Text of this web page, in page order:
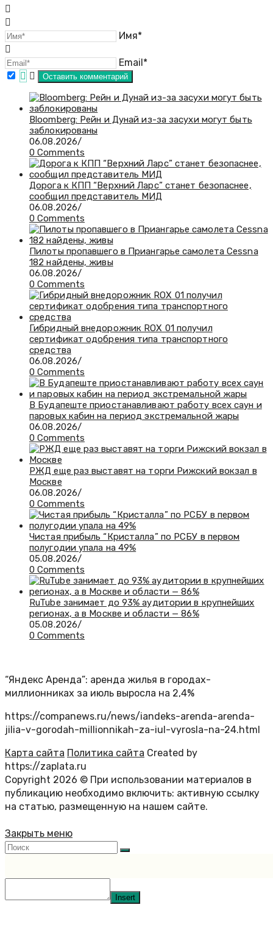
Имя*
Email*
Bloomberg: Рейн и Дунай из-за засухи могут быть
заблокированы
06.08.2026/
0 Comments
Дорога к КПП “Верхний Ларс” станет безопаснее,
сообщил представитель МИД
06.08.2026/
0 Comments
Пилоты пропавшего в Приангарье самолета Cessna
182 найдены, живы
06.08.2026/
0 Comments
Гибридный внедорожник ROX 01 получил
сертификат одобрения типа транспортного
средства
06.08.2026/
0 Comments
В Будапеште приостанавливают работу всех саун и
паровых кабин на период экстремальной жары
06.08.2026/
0 Comments
РЖД еще раз выставят на торги Рижский вокзал в
Москве
06.08.2026/
0 Comments
Чистая прибыль “Кристалла” по РСБУ в первом
полугодии упала на 49%
05.08.2026/
0 Comments
RuTube занимает до 93% аудитории в крупнейших
регионах, а в Москве и области — 86%
05.08.2026/
0 Comments
“Яндекс Аренда”: аренда жилья в городах-
миллионниках за июль выросла на 2,4%
https://companews.ru/news/iandeks-arenda-arenda-
jilia-v-gorodah-millionnikah-za-iul-vyrosla-na-24.html
Карта сайта Политика сайта Created by
https://zaplata.ru
Copyright 2026 © При использовании материалов в
публикацию необходимо включить: активную ссылку
на статью, размещенную на нашем сайте.
Закрыть меню
Insert